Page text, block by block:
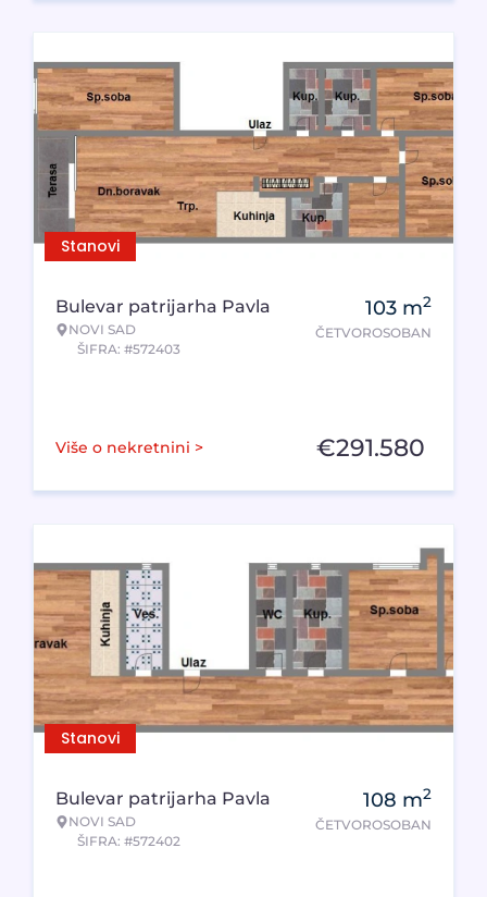
Stanovi
Bulevar patrijarha Pavla
NOVI SAD
ŠIFRA: #572403
103 m2
ČETVOROSOBAN
Više o nekretnini > €291.580
Stanovi
Bulevar patrijarha Pavla
NOVI SAD
ŠIFRA: #572402
108 m2
ČETVOROSOBAN